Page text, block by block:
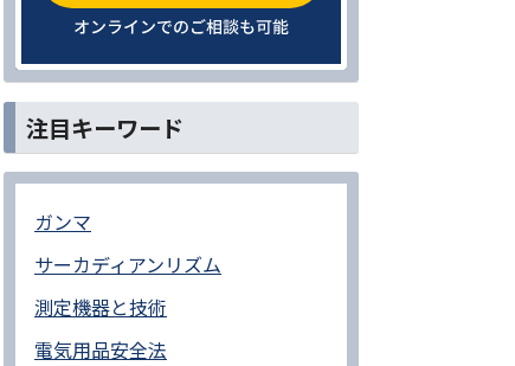
注目キーワード
ガンマ
サーカディアンリズム
測定機器と技術
電気用品安全法